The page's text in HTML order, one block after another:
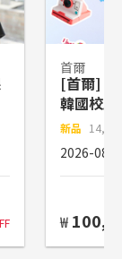
首爾
[首爾] K-
韓國校
新品
2026-08-
₩